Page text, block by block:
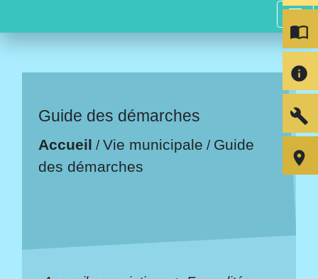
menu
Guide des démarches
Accueil /Vie municipale / Guide
des démarches
import_contacts
info
build
room